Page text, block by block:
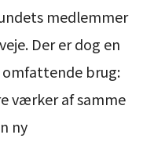
medlemmer
Der er dog en
brug:
værker af samme
ny